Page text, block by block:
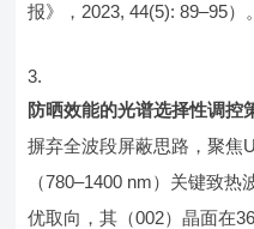
报》，2023, 44(5): 89–95）。
防晒效能的光谱选择性调控
摒弃全波段屏蔽思路，聚焦
（780–1400 nm）关键致
优取向，其（002）晶面在